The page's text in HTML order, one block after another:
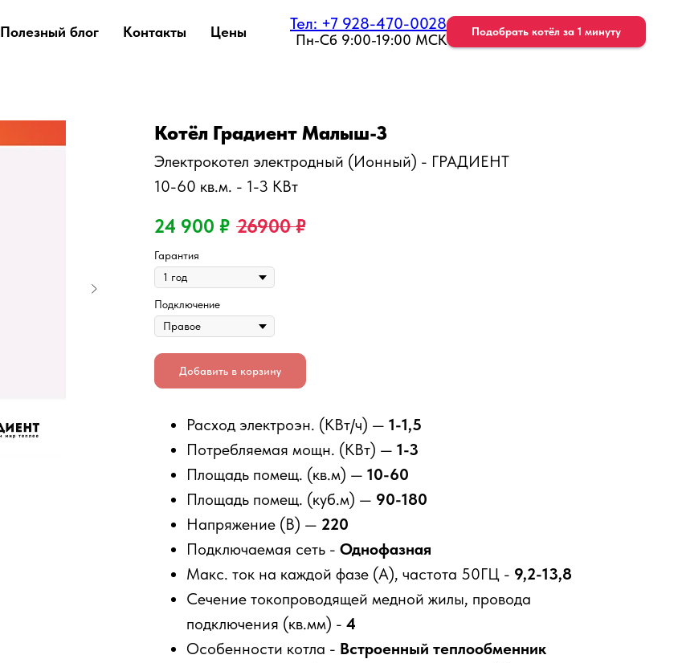
Полезный блог Контакты Цены Тел: +7 928-470-0028
Пн-Сб 9:00-19:00 МСК Подобрать котёл за 1 минуту
Котёл Градиент Малыш-3
Электрокотел электродный (Ионный) - ГРАДИЕНТ
10-60 кв.м. - 1-3 КВт
24 900 ₽ 26900 ₽
Гарантия
Подключение
Добавить в корзину
Расход электроэн. (КВт/ч) — 1-1,5
Потребляемая мощн. (КВт) — 1-3
Площадь помещ. (кв.м) — 10-60
Площадь помещ. (куб.м) — 90-180
Напряжение (В) — 220
Подключаемая сеть - Однофазная
Макс. ток на каждой фазе (А), частота 50ГЦ - 9,2-13,8
Сечение токопроводящей медной жилы, провода
подключения (кв.мм) - 4
Особенности котла - Встроенный теплообменник